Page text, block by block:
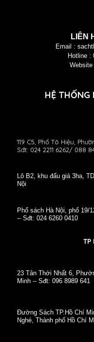
LIÊN
Email :
Hotline :
Website
HỆ THỐNG
119 C5, Phố Tô Hiệu,
Sđt: 024 2211 6262/ 088
Lô B2, khu đấu giá 3ha,
Nội
Phố sách Hà Nội, phố 19/
-- Sđt: 024 6260 0410
TP
23 Tân Thới Nhất 6,
Minh -- Sđt: 096 8989 641
Đường Sách TP.Hồ Chí
Nghé, Thành phố Hồ Chí